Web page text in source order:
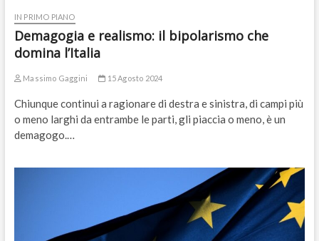
IN PRIMO PIANO
Demagogia e realismo: il bipolarismo che
domina l’Italia
Massimo Gaggini 15 Agosto 2024
Chiunque continui a ragionare di destra e sinistra, di campi più
o meno larghi da entrambe le parti, gli piaccia o meno, è un
demagogo.…